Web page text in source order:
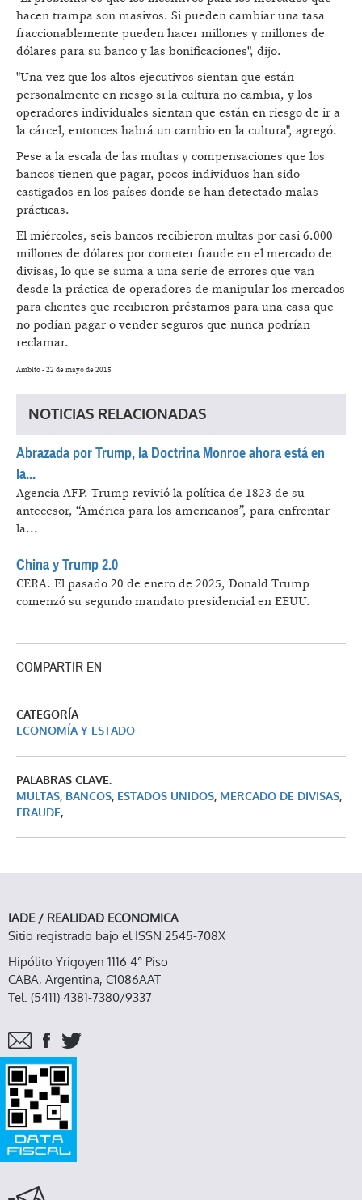
hacen trampa son masivos. Si pueden cambiar una tasa
fraccionablemente pueden hacer millones y millones de
dólares para su banco y las bonificaciones", dijo.
"Una vez que los altos ejecutivos sientan que están
personalmente en riesgo si la cultura no cambia, y los
operadores individuales sientan que están en riesgo de ir a
la cárcel, entonces habrá un cambio en la cultura", agregó.
Pese a la escala de las multas y compensaciones que los
bancos tienen que pagar, pocos individuos han sido
castigados en los países donde se han detectado malas
prácticas.
El miércoles, seis bancos recibieron multas por casi 6.000
millones de dólares por cometer fraude en el mercado de
divisas, lo que se suma a una serie de errores que van
desde la práctica de operadores de manipular los mercados
para clientes que recibieron préstamos para una casa que
no podían pagar o vender seguros que nunca podrían
reclamar.
Ámbito - 22 de mayo de 2015
NOTICIAS RELACIONADAS
Abrazada por Trump, la Doctrina Monroe ahora está en
la...
Agencia AFP. Trump revivió la política de 1823 de su
antecesor, “América para los americanos”, para enfrentar
la...
China y Trump 2.0
CERA. El pasado 20 de enero de 2025, Donald Trump
comenzó su segundo mandato presidencial en EEUU.
COMPARTIR EN
CATEGORÍA
ECONOMÍA Y ESTADO
PALABRAS CLAVE:
MULTAS, BANCOS, ESTADOS UNIDOS, MERCADO DE DIVISAS,
FRAUDE,
IADE / REALIDAD ECONOMICA
Sitio registrado bajo el ISSN 2545-708X
Hipólito Yrigoyen 1116 4° Piso
CABA, Argentina, C1086AAT
Tel. (5411) 4381-7380/9337